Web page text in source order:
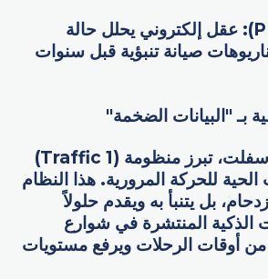
· نظام (PMS): عقل إلكتروني يحلل حالة
صيانة تنبؤية قبل سنوات
بـ "البيانات الضخمة"
بعيداً عن جودة الأسفلت، تبرز منظومة (1 Traffic)
الحية للحركة المرورية. هذا النظام
بل يتنبأ به ويقدم حلولاً
الذكية المنتشرة في شوارع
من أوقات الرحلات ويرفع مستويات